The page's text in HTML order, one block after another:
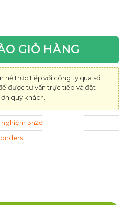
Wyndham Grand 5* -
GIỎ HÀNG
hệ trực tiếp với công ty qua số
được tư vấn trực tiếp và đặt
quý khách.
nghiệm 3n2đ